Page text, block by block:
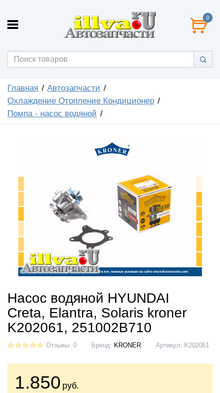
0
Главная
Автозапчасти
Охлаждение Отопление Кондиционер
Помпа - насос водяной
Насос водяной HYUNDAI
Creta, Elantra, Solaris kroner
K202061, 251002B710
Отзывы: 0 Бренд: KRONER Артикул: K202061
1.850 руб.